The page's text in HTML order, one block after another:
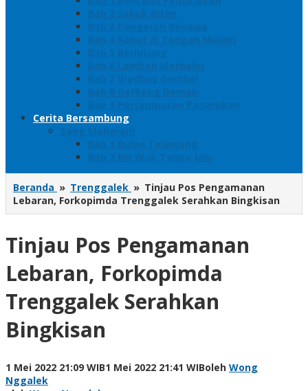
Bab 2 Sabuk Inten
Bab 3 Pangeran Benawa
Bab 4 Kabut di Tengah Malam
Bab 5 Berhitung
Bab 6 Lembah Merbabu
Bab 7 Wedhus Gembel
Bab 8 Gerbang Demak
Bab 9 Pertempuran Panarukan
Cerita Bersambung
Sang Maharani
Bab 1 Bulan Telanjang
Bab 2 Nir Wuk Tanpa Jalu
Beranda » Trenggalek » Tinjau Pos Pengamanan
Lebaran, Forkopimda Trenggalek Serahkan Bingkisan
Tinjau Pos Pengamanan
Lebaran, Forkopimda
Trenggalek Serahkan
Bingkisan
1 Mei 2022 21:09 WIB1 Mei 2022 21:41 WIBoleh Wong
Nggalek